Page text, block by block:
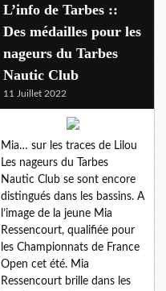
L’info de Tarbes ::
Des médailles pour les
nageurs du Tarbes
Nautic Club
11 Juillet 2022
Mia… sur les traces de Lilou
Les nageurs du Tarbes
Nautic Club se sont encore
distingués dans les bassins. A
l’image de la jeune Mia
Ressencourt, qualifiée pour
les Championnats de France
Open cet été. Mia
Ressencourt brille dans les